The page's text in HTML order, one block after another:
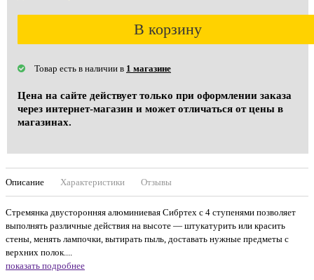
В корзину
Товар есть в наличии в 1 магазине
Цена на сайте действует только при оформлении заказа
через интернет-магазин и может отличаться от цены в
магазинах.
Описание Характеристики Отзывы
Стремянка двусторонняя алюминиевая Сибртех с 4 ступенями позволяет
выполнять различные действия на высоте — штукатурить или красить
стены, менять лампочки, вытирать пыль, доставать нужные предметы с
верхних полок....
показать подробнее